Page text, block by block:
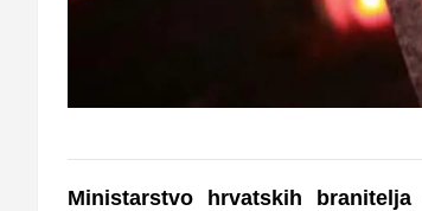
Ministarstvo hrvatskih branitelja